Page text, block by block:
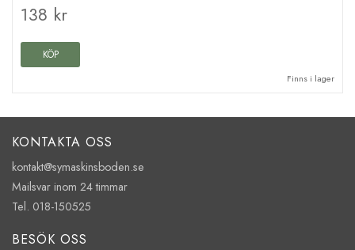
138 kr
KÖP
Finns i lager
KONTAKTA OSS
kontakt@symaskinsboden.se
Mailsvar inom 24 timmar
Tel. 018-150525
BESÖK OSS